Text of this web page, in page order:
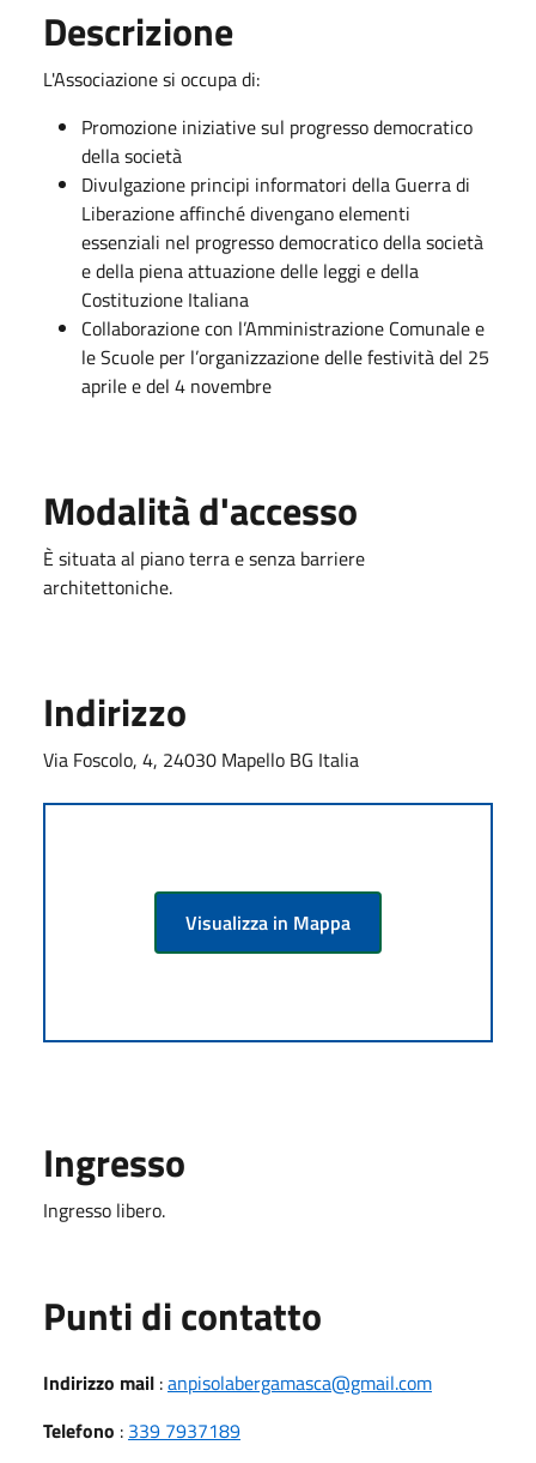
Descrizione
L'Associazione si occupa di:
Promozione iniziative sul progresso democratico
della società
Divulgazione principi informatori della Guerra di
Liberazione affinché divengano elementi
essenziali nel progresso democratico della società
e della piena attuazione delle leggi e della
Costituzione Italiana
Collaborazione con l’Amministrazione Comunale e
le Scuole per l’organizzazione delle festività del 25
aprile e del 4 novembre
Modalità d'accesso
È situata al piano terra e senza barriere
architettoniche.
Indirizzo
Via Foscolo, 4, 24030 Mapello BG Italia
Visualizza in Mappa
Ingresso
Ingresso libero.
Punti di contatto
Indirizzo mail :anpisolabergamasca@gmail.com
Telefono : 339 7937189